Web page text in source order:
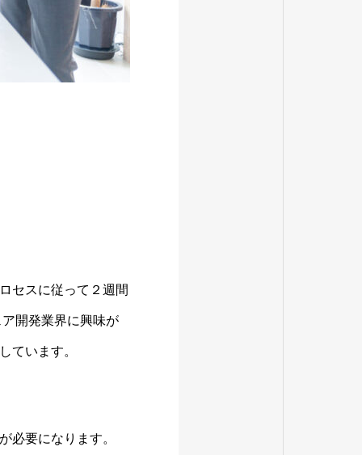
セスに従って２週間
開発業界に興味が
ています。
必要になります。